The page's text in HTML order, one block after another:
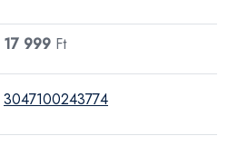
17 999 Ft
3047100243774